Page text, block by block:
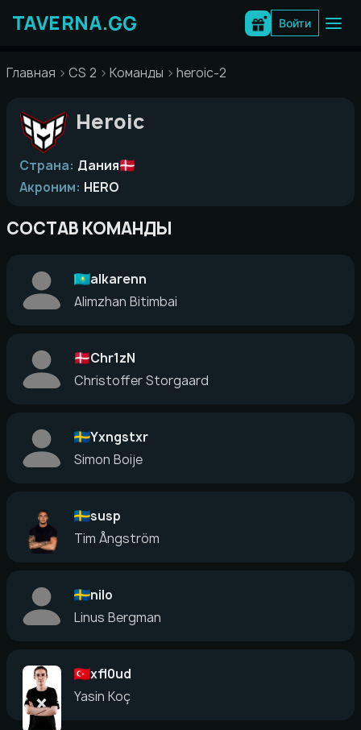
содержимому
Войти
Главная CS 2 Команды heroic-2
Heroic
Страна: Дания
Акроним: HERO
СОСТАВ КОМАНДЫ
alkarenn
Alimzhan Bitimbai
Chr1zN
Christoffer Storgaard
Yxngstxr
Simon Boije
susp
Tim Ångström
nilo
Linus Bergman
xfl0ud
Yasin Koç